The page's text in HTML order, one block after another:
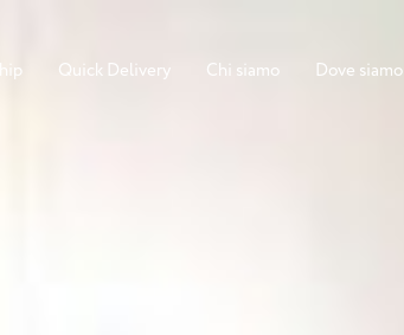
Quick Delivery Chi siamo Dove siamo